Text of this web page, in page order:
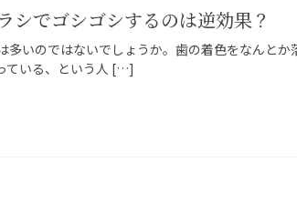
シでゴシゴシするのは逆効果？
多いのではないでしょうか。歯の着色をなんと
ている、という人 […]